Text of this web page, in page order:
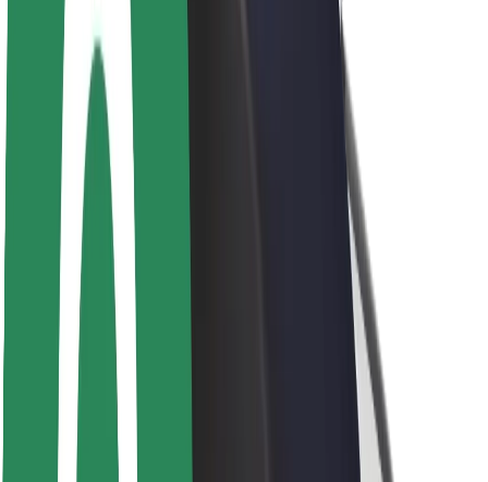
Bærekraft hos Bolt
Prosjekt Zero
Blogg
Nyhetsrom
Retningslinjer for varemerke
Oppdrag
Investorrelasjoner
Ledelse
Merkevare
Media
Urban Fund
Sikkerhet
Sikkerhet for passasjer